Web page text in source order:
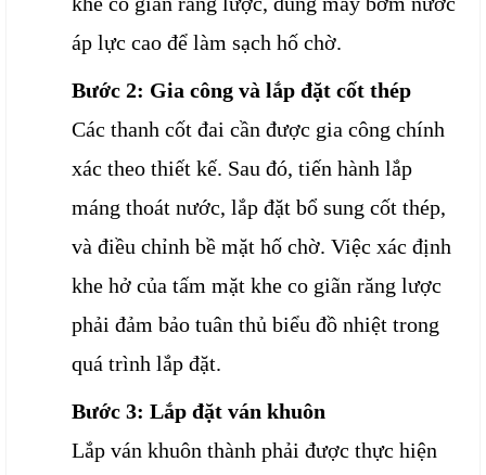
áp lực cao để làm sạch hố chờ.
Bước 2: Gia công và lắp đặt cốt thép
Các thanh cốt đai cần được gia công chính
xác theo thiết kế. Sau đó, tiến hành lắp
máng thoát nước, lắp đặt bổ sung cốt thép,
và điều chỉnh bề mặt hố chờ. Việc xác định
khe hở của tấm mặt khe co giãn răng lược
phải đảm bảo tuân thủ biểu đồ nhiệt trong
quá trình lắp đặt.
Bước 3: Lắp đặt ván khuôn
Lắp ván khuôn thành phải được thực hiện